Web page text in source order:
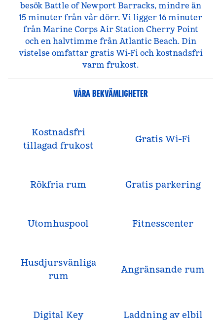
besök Battle of Newport Barracks, mindre än
15 minuter från vår dörr. Vi ligger 16 minuter
från Marine Corps Air Station Cherry Point
och en halvtimme från Atlantic Beach. Din
vistelse omfattar gratis Wi-Fi och kostnadsfri
varm frukost.
VÅRA BEKVÄMLIGHETER
Kostnadsfri
tillagad frukost
Gratis Wi-Fi
Rökfria rum Gratis parkering
Utomhuspool Fitnesscenter
Husdjursvänliga
rum
Angränsande rum
Digital Key Laddning av elbil